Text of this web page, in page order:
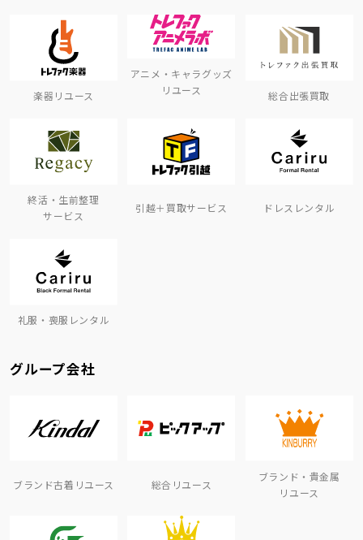
楽器リユース
アニメ・キャラグッズ
リユース
総合出張買取
終活・生前整理
サービス
引越＋買取サービス ドレスレンタル
礼服・喪服レンタル
グループ会社
ブランド古着リユース 総合リユース
ブランド・貴金属
リユース